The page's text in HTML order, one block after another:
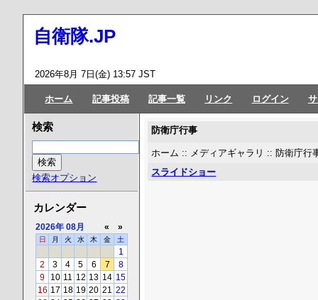
自衛隊.JP
2026年8月 7日(金) 13:57 JST
ホーム 記事投稿 記事一覧 リンク ログイン
防衛庁行事
ホーム :: メディアギャラリ :: 防衛庁行
スライドショー
検索
検索オプション
カレンダー
2026年 08月 « »
日 月 火 水 木 金 土
1
2
3 4 5 6 7
8
9
10 11 12 13 14 15
16 17 18 19 20 21
22